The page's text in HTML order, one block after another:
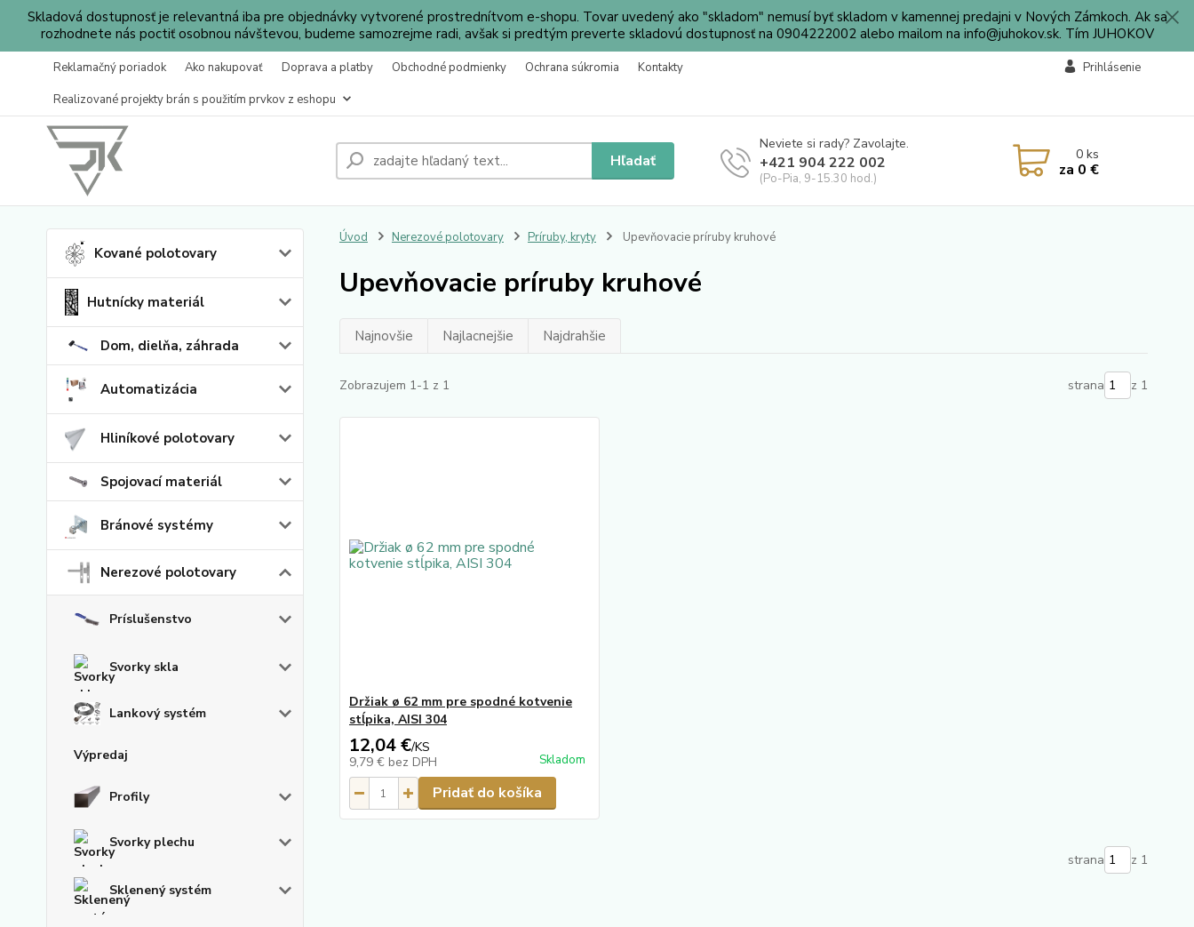
Skladová dostupnosť je relevantná iba pre objednávky vytvorené prostrednítvom e-shopu. Tovar uvedený ako "skladom" nemusí byť skladom v kamennej predajni v Nových Zámkoch. Ak sa
rozhodnete nás poctiť osobnou návštevou, budeme samozrejme radi, avšak si predtým preverte skladovú dostupnosť na 0904222002 alebo mailom na info@juhokov.sk. Tím JUHOKOV
Reklamačný poriadok Ako nakupovať Doprava a platby Obchodné podmienky Ochrana súkromia
Kontakty
Realizované projekty brán s použitím prvkov z eshopu
Prihlásenie
Hľadať
Neviete si rady? Zavolajte.
+421 904 222 002
(Po-Pia, 9-15.30 hod.)
0ks
za 0 €
Kované polotovary
Hutnícky materiál
Dom, dielňa, záhrada
Automatizácia
Hliníkové polotovary
Spojovací materiál
Bránové systémy
Nerezové polotovary
Príslušenstvo
Svorky skla
Lankový systém
Výpredaj
Profily
Svorky plechu
Sklenený systém
Úvod Nerezové polotovary Príruby, kryty Upevňovacie príruby kruhové
Upevňovacie príruby kruhové
Najnovšie Najlacnejšie Najdrahšie
Zobrazujem 1-1 z 1 strana z 1
Držiak ø 62 mm pre spodné kotvenie
stĺpika, AISI 304
12,04 €/KS
9,79 € bez DPH Skladom
Pridať do košíka
strana z 1